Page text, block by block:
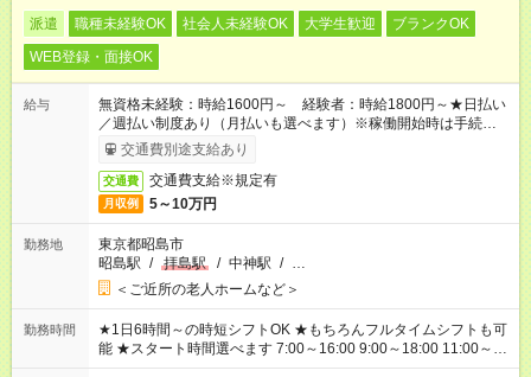
派遣 職種未経験OK 社会人未経験OK 大学生歓迎
ブランクOK
WEB登録・面接OK
給与
無資格未経験：時給1600円～ 経験者：時給1800円～★日払い
／週払い制度あり（月払いも選べます）※稼働開始時は手続き完
了次第のお支払いとなります。
交通費別途支給あり
交通費 交通費支給※規定有
月収例 5～10万円
勤務地
東京都昭島市
昭島駅 / 拝島駅 / 中神駅 / …
＜ご近所の老人ホームなど＞
勤務時間
★1日6時間～の時短シフトOK ★もちろんフルタイムシフトも可
能 ★スタート時間選べます 7:00～16:00 9:00～18:00 11:00～
20:00 など 残業なし！ ※Wワークの場合、他のお仕事と合わせ